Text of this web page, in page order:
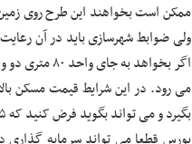
می رود. در این شرایط قیمت مسکن
بگیرد و می تواند بگوید فرض کنید که ۳۵ متری می سازم ولی پارکینگ نداشته باشد.